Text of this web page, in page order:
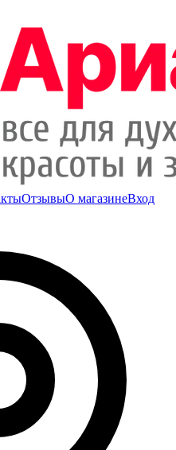
ОтзывыО магазинеВход